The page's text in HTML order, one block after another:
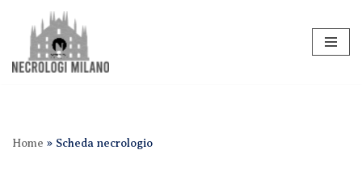
Vai
al
Home » Scheda necrologio